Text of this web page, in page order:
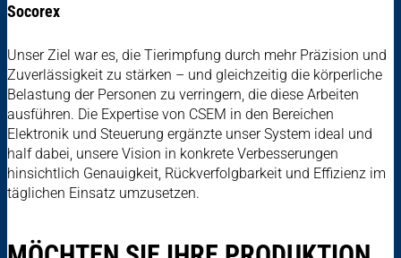
Socorex
Unser Ziel war es, die Tierimpfung durch mehr Präzision und
Zuverlässigkeit zu stärken – und gleichzeitig die körperliche
Belastung der Personen zu verringern, die diese Arbeiten
ausführen. Die Expertise von CSEM in den Bereichen
Elektronik und Steuerung ergänzte unser System ideal und
half dabei, unsere Vision in konkrete Verbesserungen
hinsichtlich Genauigkeit, Rückverfolgbarkeit und Effizienz im
täglichen Einsatz umzusetzen.